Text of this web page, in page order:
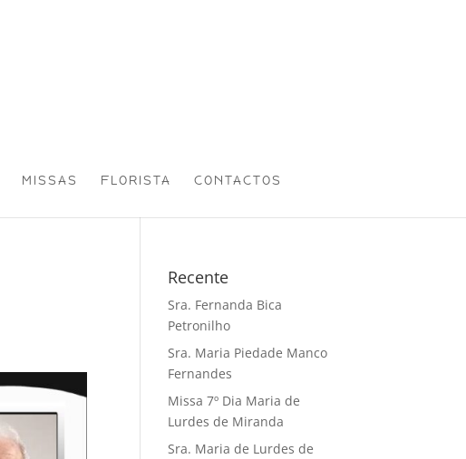
MISSAS FLORISTA CONTACTOS
Recente
Sra. Fernanda Bica
Petronilho
Sra. Maria Piedade Manco
Fernandes
Missa 7º Dia Maria de
Lurdes de Miranda
Sra. Maria de Lurdes de